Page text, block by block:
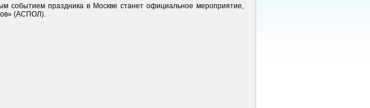
событием праздника в Москве станет официальное мероприятие,
(АСПОЛ).